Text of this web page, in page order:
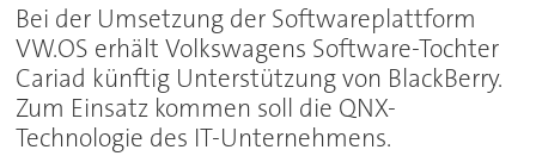
Bei der Umsetzung der Softwareplattform
VW.OS erhält Volkswagens Software-Tochter
Cariad künftig Unterstützung von BlackBerry.
Zum Einsatz kommen soll die QNX-
Technologie des IT-Unternehmens.